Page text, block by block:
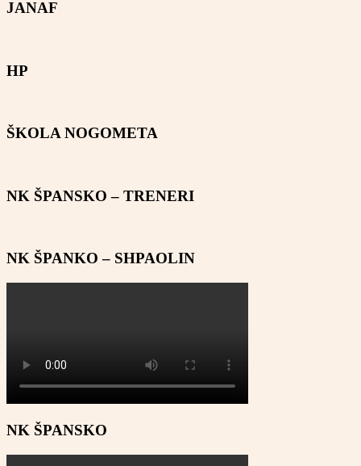
JANAF
HP
ŠKOLA NOGOMETA
NK ŠPANSKO – TRENERI
NK ŠPANKO – SHPAOLIN
NK ŠPANSKO